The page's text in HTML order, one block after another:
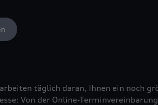
täglich daran, Ihnen ein noch
Von der Online-